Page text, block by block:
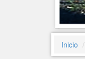
Inicio